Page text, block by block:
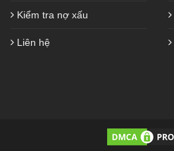
Kiểm tra nợ xấu
Liên hệ